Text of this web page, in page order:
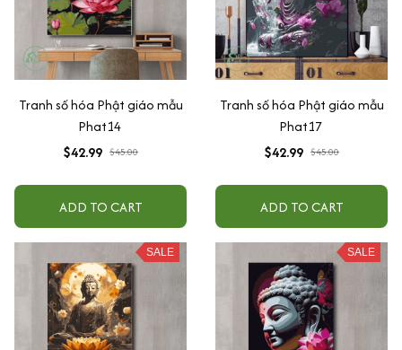
Tranh số hóa Phật giáo mẫu
Phat14
$42.99 $45.00
ADD TO CART
Tranh số hóa Phật giáo mẫu
Phat17
$42.99 $45.00
ADD TO CART
SALE SALE